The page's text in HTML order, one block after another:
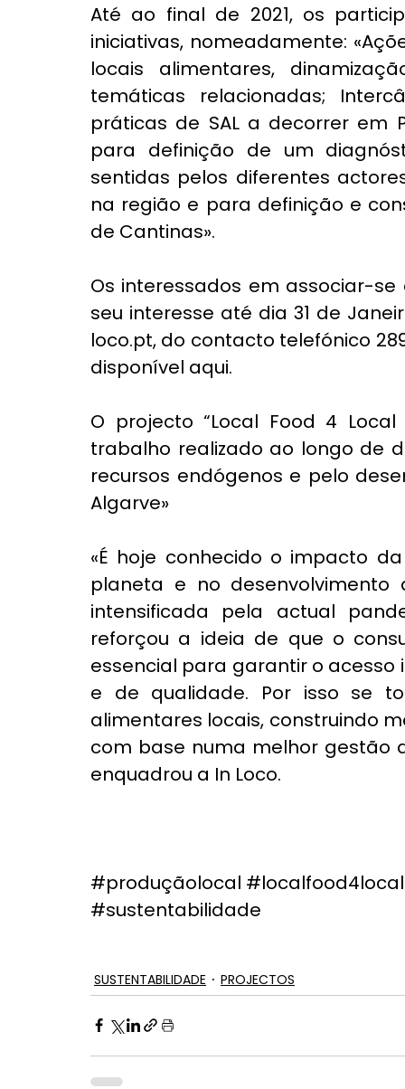
Até ao final de 2021, os
iniciativas, nomeadamente:
locais alimentares,
temáticas relacionadas;
práticas de SAL a decorrer em
para definição de um
sentidas pelos diferentes
na região e para definição e
de Cantinas».
Os interessados em associar-
seu interesse até dia 31 de
disponível aqui.
O projecto “Local Food 4
trabalho realizado ao longo de
recursos endógenos e pelo
Algarve»
«É hoje conhecido o impacto
planeta e no desenvolvimento
intensificada pela actual
reforçou a ideia de que o
essencial para garantir o
e de qualidade. Por isso se
alimentares locais, construindo
com base numa melhor gestão
enquadrou a In Loco.
#produçãolocal
#sustentabilidade
SUSTENTABILIDADE PROJECTOS